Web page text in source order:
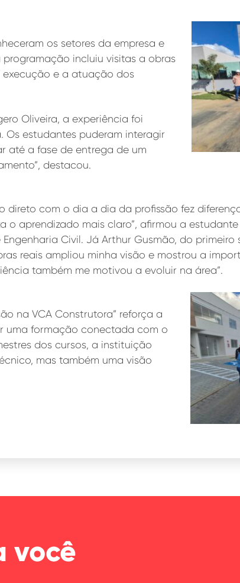
os setores da empresa e
incluiu visitas a obras
e a atuação dos
Oliveira, a experiência foi
Os estudantes puderam interagir
até a fase de entrega de um
destacou.
direto com o dia a dia da profissão fez
o aprendizado mais claro”, afirmou a
Civil. Já Arthur Gusmão, do primeiro
reais ampliou minha visão e mostrou a
também me motivou a evoluir na área”.
na VCA Construtora” reforça a
uma formação conectada com o
dos cursos, a instituição
mas também uma visão
você